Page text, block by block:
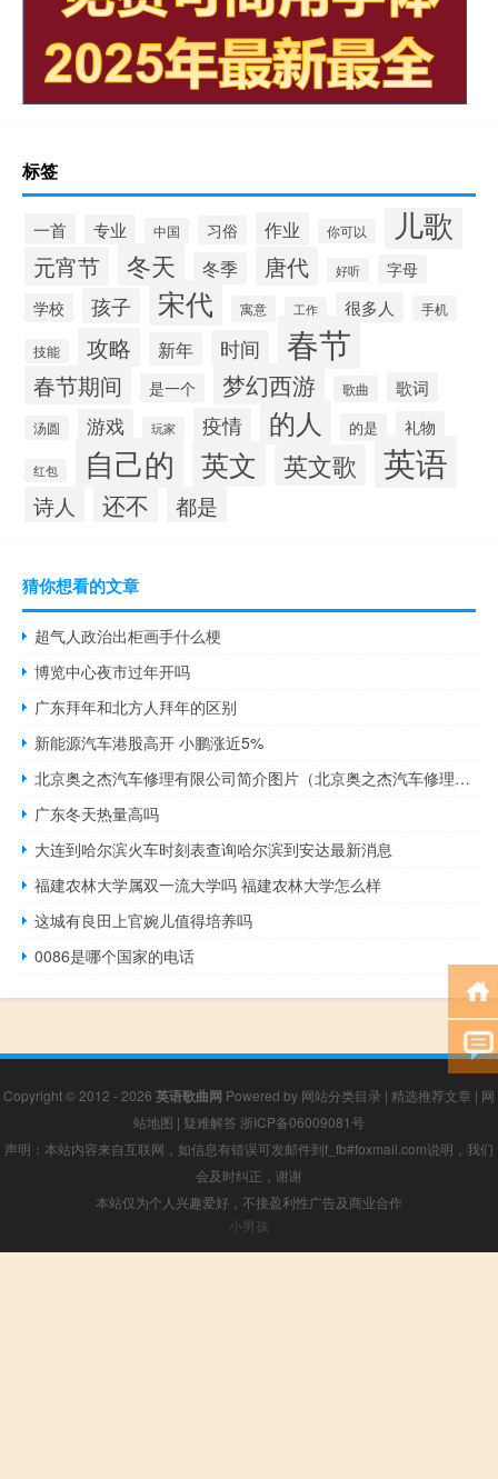
标签
一首 专业 中国 习俗 作业 你可以 儿歌
元宵节 冬天 冬季 唐代 好听
字母
学校
孩子 宋代 寓意 工作 很多人 手机
技能 攻略 新年 时间 春节
春节期间 是一个 梦幻西游 歌曲 歌词
汤圆 游戏 玩家 疫情 的人 的是 礼物
红包 自己的 英文 英文歌 英语
诗人 还不 都是
猜你想看的文章
超气人政治出柜画手什么梗
博览中心夜市过年开吗
广东拜年和北方人拜年的区别
新能源汽车港股高开 小鹏涨近5%
北京奥之杰汽车修理有限公司简介图片（北京奥之杰汽车修理有限公司简介）
广东冬天热量高吗
大连到哈尔滨火车时刻表查询哈尔滨到安达最新消息
福建农林大学属双一流大学吗 福建农林大学怎么样
这城有良田上官婉儿值得培养吗
0086是哪个国家的电话
Copyright © 2012 - 2026 英语歌曲网 Powered by 网站分类目录 | 精选推荐文章 | 网
站地图 | 疑难解答 浙ICP备06009081号
声明：本站内容来自互联网，如信息有错误可发邮件到f_fb#foxmail.com说明，我们
会及时纠正，谢谢
本站仅为个人兴趣爱好，不接盈利性广告及商业合作
小男孩